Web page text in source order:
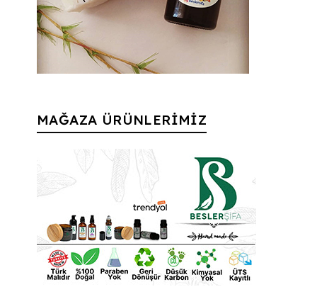
MAĞAZA ÜRÜNLERİMİZ